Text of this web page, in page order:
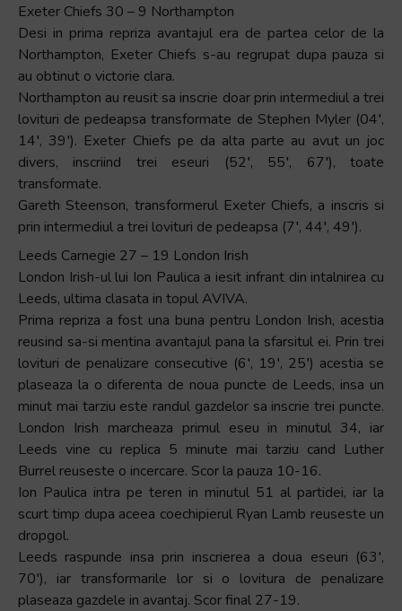
Exeter Chiefs 30 – 9 Northampton
Desi in prima repriza avantajul era de partea celor de la
Northampton, Exeter Chiefs s-au regrupat dupa pauza si
au obtinut o victorie clara.
Northampton au reusit sa inscrie doar prin intermediul a trei
lovituri de pedeapsa transformate de Stephen Myler (04′,
14′, 39′). Exeter Chiefs pe da alta parte au avut un joc
divers, inscriind trei eseuri (52′, 55′, 67′), toate
transformate.
Gareth Steenson, transformerul Exeter Chiefs, a inscris si
prin intermediul a trei lovituri de pedeapsa (7′, 44′, 49′).
Leeds Carnegie 27 – 19 London Irish
London Irish-ul lui Ion Paulica a iesit infrant din intalnirea cu
Leeds, ultima clasata in topul AVIVA.
Prima repriza a fost una buna pentru London Irish, acestia
reusind sa-si mentina avantajul pana la sfarsitul ei. Prin trei
lovituri de penalizare consecutive (6′, 19′, 25′) acestia se
plaseaza la o diferenta de noua puncte de Leeds, insa un
minut mai tarziu este randul gazdelor sa inscrie trei puncte.
London Irish marcheaza primul eseu in minutul 34, iar
Leeds vine cu replica 5 minute mai tarziu cand Luther
Burrel reuseste o incercare. Scor la pauza 10-16.
Ion Paulica intra pe teren in minutul 51 al partidei, iar la
scurt timp dupa aceea coechipierul Ryan Lamb reuseste un
dropgol.
Leeds raspunde insa prin inscrierea a doua eseuri (63′,
70′), iar transformarile lor si o lovitura de penalizare
plaseaza gazdele in avantaj. Scor final 27-19.